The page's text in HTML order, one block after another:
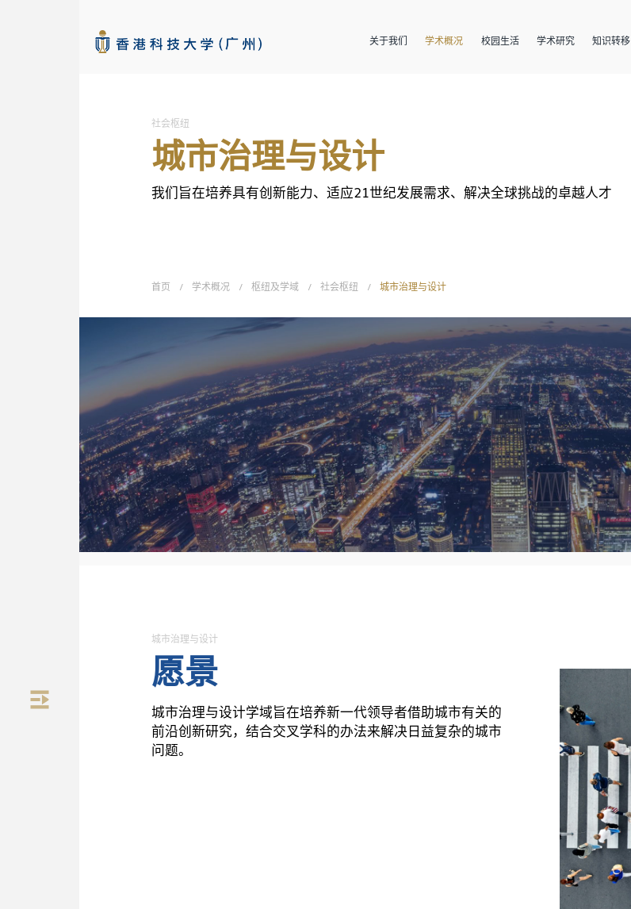
关于我们 学术概况 校园生活 学术研究 知识转移
社会枢纽
城市治理与设计
我们旨在培养具有创新能力、适应21世纪发展需求、解决全球挑战的卓越人才
首页 / 学术概况 / 枢纽及学域 / 社会枢纽 / 城市治理与设计
城市治理与设计
愿景
城市治理与设计学域旨在培养新一代领导者借助城市有关的
前沿创新研究，结合交叉学科的办法来解决日益复杂的城市
问题。